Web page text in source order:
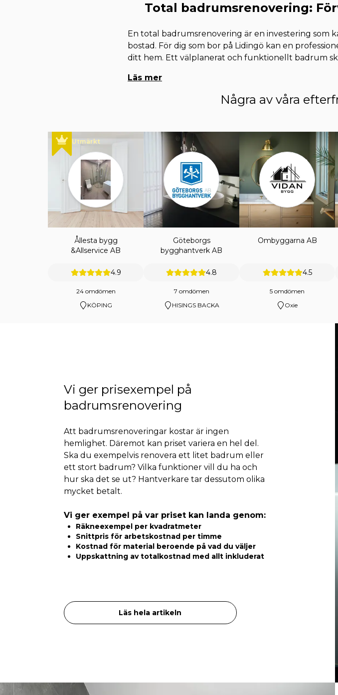
Total badrumsrenovering:
En total badrumsrenovering är en investering som
bostad. För dig som bor på Lidingö kan en
ditt hem. Ett välplanerat och funktionellt badrum
Läs mer
Några av våra
Utmärkt
Ållesta bygg
&Allservice AB
4.9
24 omdömen
KÖPING
Göteborgs
bygghantverk AB
4.8
7 omdömen
HISINGS BACKA
Ombyggarna AB
4.5
5 omdömen
Oxie
Vi ger prisexempel på
badrumsrenovering
Att badrumsrenoveringar kostar är ingen
hemlighet. Däremot kan priset variera en hel del.
Ska du exempelvis renovera ett litet badrum eller
ett stort badrum? Vilka funktioner vill du ha och
hur ska det se ut? Hantverkare tar dessutom olika
mycket betalt.
Vi ger exempel på var priset kan landa genom:
Räkneexempel per kvadratmeter
Snittpris för arbetskostnad per timme
Kostnad för material beroende på vad du väljer
Uppskattning av totalkostnad med allt inkluderat
Läs hela artikeln